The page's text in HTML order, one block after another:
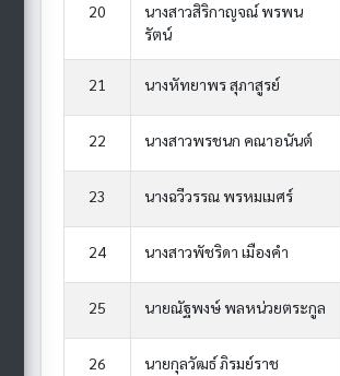
20
นางสาวสิริกาญจณ์ พรพน
รัตน์
21 นางหัทยาพร สุภาสูรย์
22 นางสาวพรชนก คณาอนันต์
23 นางฉวีวรรณ พรหมเมศร์
24 นางสาวพัชริดา เมืองคำ
25 นายณัฐพงษ์ พลหน่วยตระกูล
26 นายกุลวัฒธ์ ภิรมย์ราช